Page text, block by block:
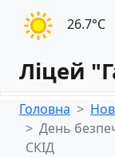
26.7°С
Ліцей
Головна
День
СКІД